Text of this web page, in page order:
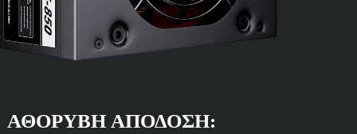
ΑΘΌΡΥΒΗ ΑΠΌΔΟΣΗ: